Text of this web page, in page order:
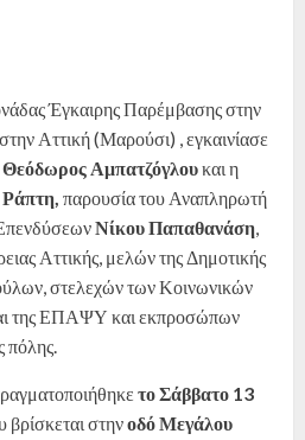
Έγκαιρης Παρέμβασης στην
στην Αττική (Μαρούσι) , εγκαινίασε
Θεόδωρος Αμπατζόγλουκαι η
παρουσία του Αναπληρωτή
Νίκου Παπαθανάση,
Αττικής, μελών της Δημοτικής
στελεχών των Κοινωνικών
της ΕΠΑΨΥ και εκπροσώπων
πόλης.
το Σάββατο 13
στηνοδό Μεγάλου